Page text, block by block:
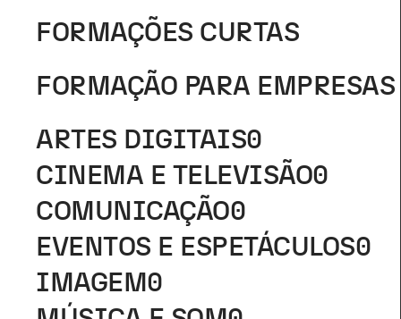
FORMAÇÕES CURTAS
FORMAÇÃO PARA EMPRESAS
ARTES DIGITAIS0
CINEMA E TELEVISÃO0
COMUNICAÇÃO0
EVENTOS E ESPETÁCULOS0
IMAGEM 0